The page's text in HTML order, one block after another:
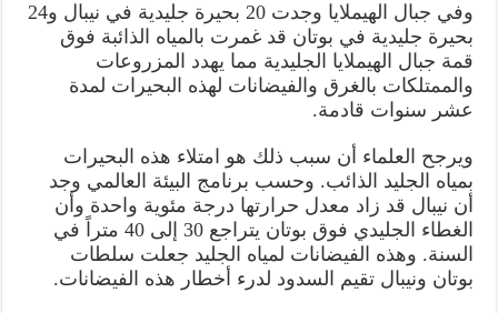
وفي جبال الهيملايا وجدت 20 بحيرة جليدية في نيبال و24
بحيرة جليدية في بوتان قد غمرت بالمياه الذائبة فوق
قمة جبال الهيملايا الجليدية مما يهدد المزروعات
والممتلكات بالغرق والفيضانات لهذه البحيرات لمدة
عشر سنوات قادمة.
ويرجح العلماء أن سبب ذلك هو امتلاء هذه البحيرات
بمياه الجليد الذائب. وحسب برنامج البيئة العالمي وجد
أن نيبال قد زاد معدل حرارتها درجة مئوية واحدة وأن
الغطاء الجليدي فوق بوتان يتراجع 30 إلى 40 متراً في
السنة. وهذه الفيضانات لمياه الجليد جعلت سلطات
بوتان ونيبال تقيم السدود لدرء أخطار هذه الفيضانات.